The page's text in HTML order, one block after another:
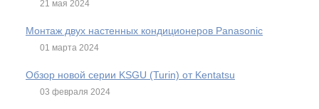
21 мая 2024
Монтаж двух настенных кондиционеров Panasonic
01 марта 2024
Обзор новой серии KSGU (Turin) от Kentatsu
03 февраля 2024